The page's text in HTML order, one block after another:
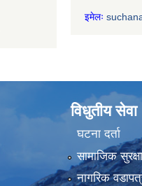
इमेलः
विधुतीय सेवा
घटना दर्ता
सामाजिक सुरक्षा
नागरिक